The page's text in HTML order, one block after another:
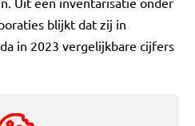
blijkt dat zij in
in 2023 vergelijkbare cijfers